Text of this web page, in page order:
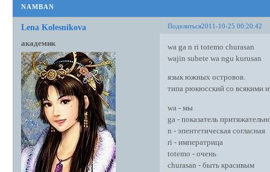
namban
Поделиться2011-10-25 00:20:42
Lena Kolesnikova
академик
wa ga n ri totemo churasan
wajin subete wa ngu kurusan
язык южных островов.
типа рюкюсский со всякими
wa - мы
ga - показатель
n - эпентетическая согласная
ri - императрица
totemo - очень
churasan - быть красивым